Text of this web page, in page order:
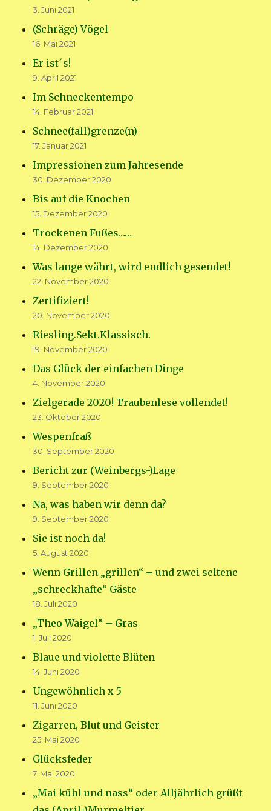
3. Juni 2021
(Schräge) Vögel
16. Mai 2021
Er ist´s!
9. April 2021
Im Schneckentempo
14. Februar 2021
Schnee(fall)grenze(n)
17. Januar 2021
Impressionen zum Jahresende
30. Dezember 2020
Bis auf die Knochen
15. Dezember 2020
Trockenen Fußes……
14. Dezember 2020
Was lange währt, wird endlich gesendet!
22. November 2020
Zertifiziert!
20. November 2020
Riesling.Sekt.Klassisch.
19. November 2020
Das Glück der einfachen Dinge
4. November 2020
Zielgerade 2020! Traubenlese vollendet!
23. Oktober 2020
Wespenfraß
30. September 2020
Bericht zur (Weinbergs-)Lage
9. September 2020
Na, was haben wir denn da?
9. September 2020
Sie ist noch da!
5. August 2020
Wenn Grillen „grillen“ – und zwei seltene
„schreckhafte“ Gäste
18. Juli 2020
„Theo Waigel“ – Gras
1. Juli 2020
Blaue und violette Blüten
14. Juni 2020
Ungewöhnlich x 5
11. Juni 2020
Zigarren, Blut und Geister
25. Mai 2020
Glücksfeder
7. Mai 2020
„Mai kühl und nass“ oder Alljährlich grüßt